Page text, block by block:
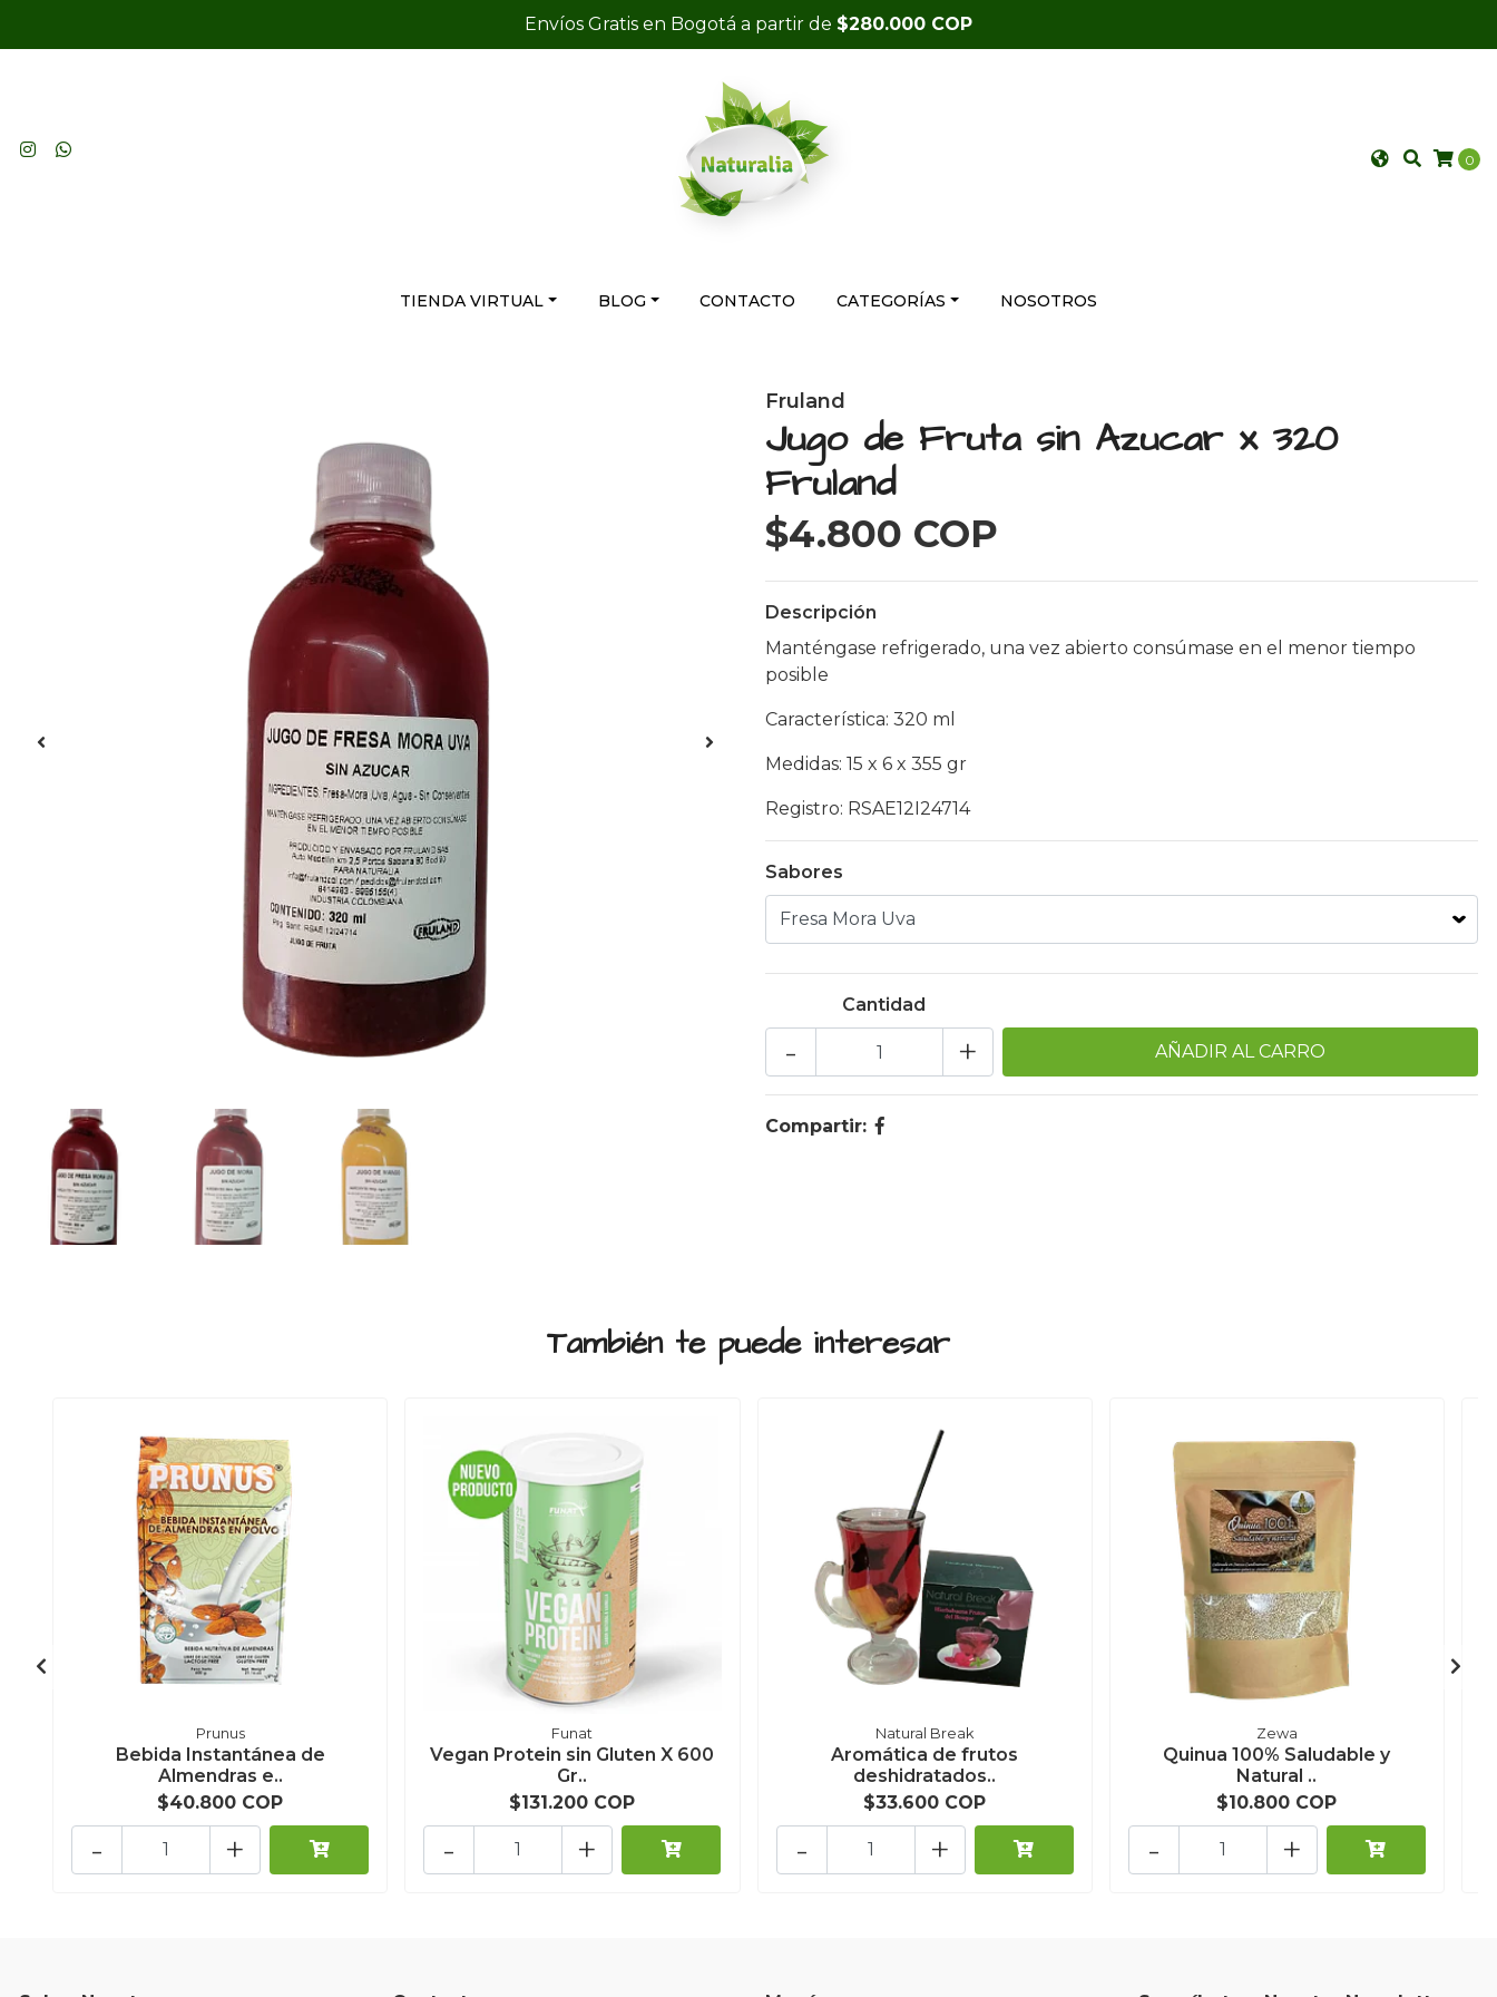
Envíos Gratis en Bogotá a partir de $280.000 COP
0
TIENDA VIRTUAL BLOG CONTACTO CATEGORÍAS NOSOTROS
Fruland
Jugo de Fruta sin Azucar x 320
Fruland
$4.800 COP
Descripción
Manténgase refrigerado, una vez abierto consúmase en el menor tiempo
posible
Característica: 320 ml
Medidas: 15 x 6 x 355 gr
Registro: RSAE12I24714
Sabores
Cantidad
+
-
Compartir:
También te puede interesar
Prunus
Bebida Instantánea de
Almendras e..
$40.800 COP
+
-
Funat
Vegan Protein sin Gluten X 600
Gr..
$131.200 COP
+
-
Natural Break
Aromática de frutos
deshidratados..
$33.600 COP
+
-
Zewa
Quinua 100% Saludable y
Natural ..
$10.800 COP
+
-